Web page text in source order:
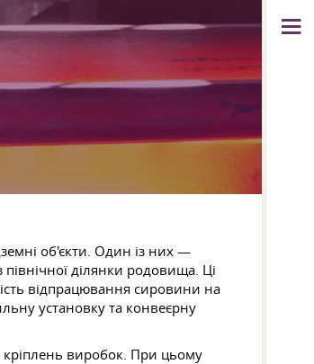
об'єкти. Один із них —
ділянки родовища. Ці
відпрацювання сировини на
установку та конвеєрну
кріплень виробок. При цьому